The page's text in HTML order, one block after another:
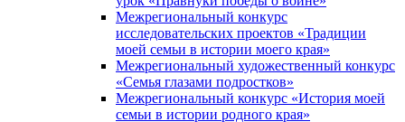
Межрегиональный конкурс
исследовательских проектов «Традиции
моей семьи в истории моего края»
Межрегиональный художественный конкурс
«Семья глазами подростков»
Межрегиональный конкурс «История моей
семьи в истории родного края»